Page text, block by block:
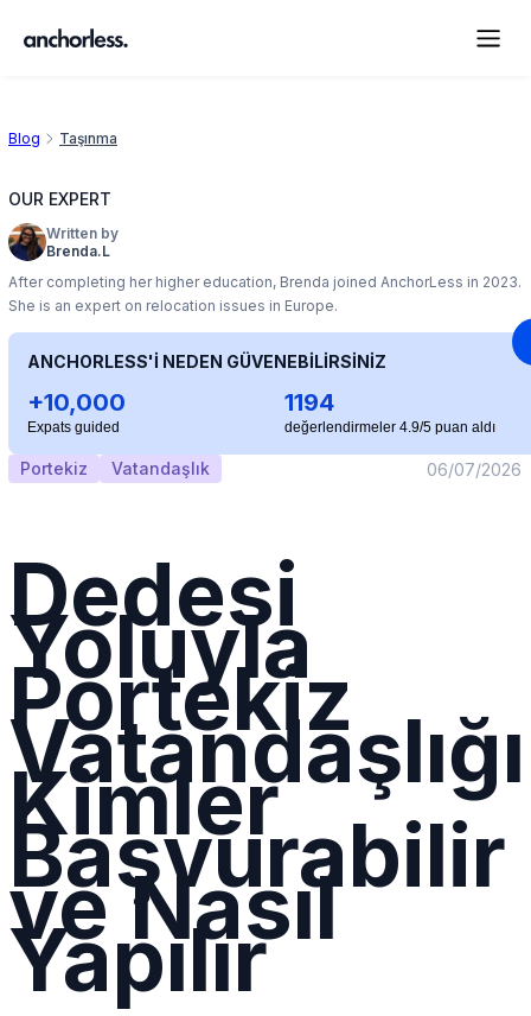
Blog Taşınma
OUR EXPERT
Written by
Brenda.L
After completing her higher education, Brenda joined AnchorLess in 2023.
She is an expert on relocation issues in Europe.
ANCHORLESS'İ NEDEN GÜVENEBİLİRSİNİZ
+10,000
Expats guided
1194
değerlendirmeler 4.9/5 puan aldı
Portekiz Vatandaşlık 06/07/2026
Dedesi
Yoluyla
Portekiz
Kimler
Başvurabilir
ve Nasıl
Yapılır